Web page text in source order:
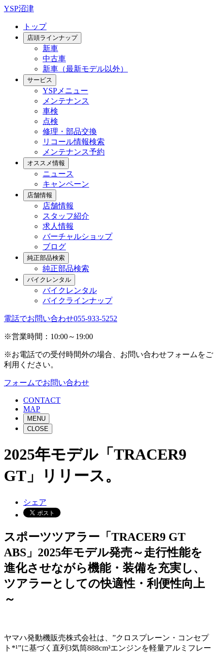
YSP沼津
トップ
店頭ラインナップ
新車
中古車
新車（最新モデル以外）
サービス
YSPメニュー
メンテナンス
車検
点検
修理・部品交換
リコール情報検索
メンテナンス予約
オススメ情報
ニュース
キャンペーン
店舗情報
店舗情報
スタッフ紹介
求人情報
バーチャルショップ
ブログ
純正部品検索
純正部品検索
バイクレンタル
バイクレンタル
バイクラインナップ
電話でお問い合わせ055-933-5252
※営業時間：10:00～19:00
※お電話での受付時間外の場合、お問い合わせフォームをご
利用ください。
フォームでお問い合わせ
CONTACT
MAP
MENU
CLOSE
2025年モデル「TRACER9
GT」リリース。
シェア
スポーツツアラー「TRACER9 GT
ABS」2025年モデル発売～走行性能を
進化させながら機能・装備を充実し、
ツアラーとしての快適性・利便性向上
～
ヤマハ発動機販売株式会社は、”クロスプレーン・コンセプ
ト*¹”に基づく直列3気筒888cm³エンジンを軽量アルミフレー